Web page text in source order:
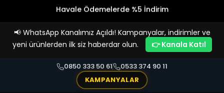
Havale Ödemelerde %5 İndirim
📢 WhatsApp Kanalımız Açıldı! Kampanyalar, indirimler ve
yeni ürünlerden ilk siz haberdar olun.
👉 Kanala Katıl
0850 333 50 61
0533 374 90 11
KAMPANYALAR